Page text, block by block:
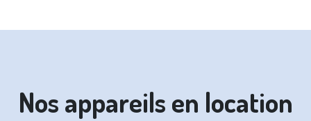
Nos appareils en location